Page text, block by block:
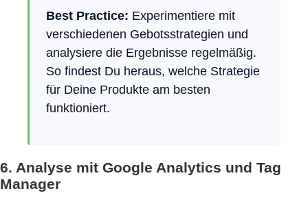
Best Practice: Experimentiere mit
verschiedenen Gebotsstrategien und
analysiere die Ergebnisse regelmäßig.
So findest Du heraus, welche Strategie
für Deine Produkte am besten
funktioniert.
6. Analyse mit Google Analytics und Tag
Manager